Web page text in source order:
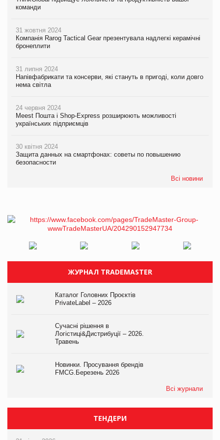
команди
31 жовтня 2024
Компанія Rarog Tactical Gear презентувала надлегкі керамічні
бронеплити
31 липня 2024
Напівфабрикати та консерви, які стануть в пригоді, коли довго
нема світла
24 червня 2024
Meest Пошта і Shop-Express розширюють можливості
українських підприємців
30 квітня 2024
Защита данных на смартфонах: советы по повышению
безопасности
Всі новини
ЖУРНАЛ TRADEMASTER
Каталог Головних Проєктів
PrivateLabel – 2026
Сучасні рішення в
Логістиці&Дистрибуції – 2026.
Травень
Новинки. Просування брендів
FMCG.Березень 2026
Всі журнали
ТЕНДЕРИ